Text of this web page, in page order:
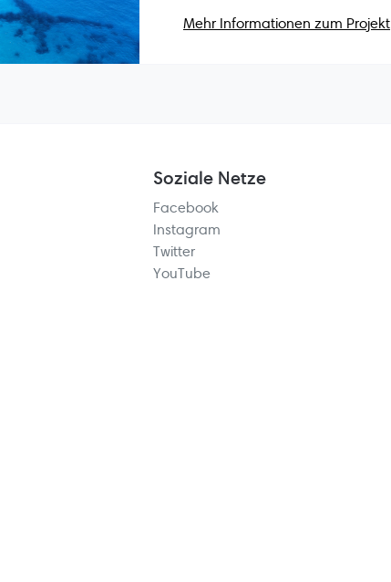
Mehr Informationen zum Projekt
Soziale Netze
Facebook
Instagram
Twitter
YouTube